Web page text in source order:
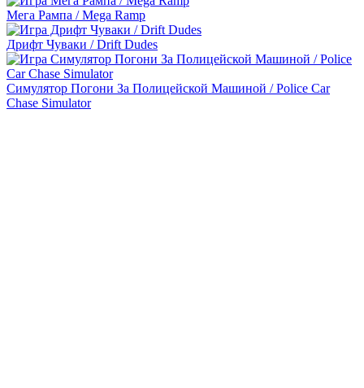
Мега Рампа / Mega Ramp
Дрифт Чуваки / Drift Dudes
Симулятор Погони За Полицейской Машиной / Police Car
Chase Simulator